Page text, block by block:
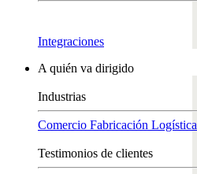
Integraciones
A quién va dirigido
Industrias
Comercio Fabricación Logística
Testimonios de clientes